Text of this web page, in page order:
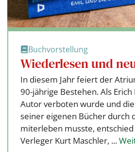
Buchvorstellung
Wiederlesen und
In diesem Jahr feiert der
90-jährige Bestehen. Als
Autor verboten wurde und
seiner eigenen Bücher durch
miterleben musste,
Verleger Kurt Maschler, ...